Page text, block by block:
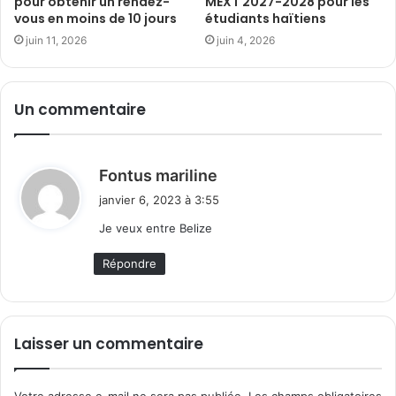
vous en moins de 10 jours
juin 11, 2026
étudiants haïtiens
juin 4, 2026
Un commentaire
Fontus mariline
janvier 6, 2023 à 3:55
Je veux entre Belize
Répondre
Laisser un commentaire